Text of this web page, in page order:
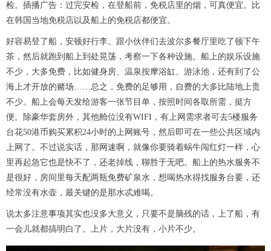
检。插播广告：过完安检，在登船前，免税店里的烟，可真便宜。比
在韩国当地免税店以及船上的免税店都便宜。
好容易登了船，安顿好行李。跟小伙伴们去波尔多餐厅里吃了顿下午
茶，然后就跑到船上到处晃荡，考察一下各种设施。船上的娱乐设施
不少，大多免费，比如健身房、温泉按摩浴缸、游泳池，还有到了公
海上才开放的赌场……总之，免费的足够用，自费的大多比陆地上贵
不少。船上会每天发给游客一张节目单，按照时间各取所需，挺方
便。除豪华套房外，其他舱位没有WIFI，有上网需求者可去5楼服务
台花50港币购买累积24小时的上网账号，然后即可在一些公共区域内
上网了。不过说实话，那网速啊，就像你要骑着蜗牛闯红灯一样，心
里再起急它也是快不了，还老掉线，聊胜于无吧。船上的热水服务不
是很好，房间里每天配两瓶免费矿泉水，想喝热水得找服务台要，还
经常没有水壶，最关键的是那水忒难喝。
说太多注意事项其实也没多大意义，只要不是脑残的话，上了船，有
一会儿就都搞明白了。上片，大片没有，小片不少。